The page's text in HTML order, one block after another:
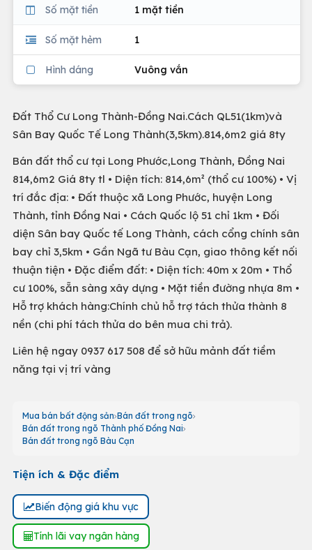
Số mặt tiền 1 mặt tiền
Số mặt hẻm 1
Hình dáng Vuông vắn
Đất Thổ Cư Long Thành-Đồng Nai.Cách QL51(1km)và
Sân Bay Quốc Tế Long Thành(3,5km).814,6m2 giá 8ty
Bán đất thổ cư tại Long Phước,Long Thành, Đồng Nai
814,6m2 Giá 8ty tl • Diện tích: 814,6m² (thổ cư 100%) • Vị
trí đắc địa: • Đất thuộc xã Long Phước, huyện Long
Thành, tỉnh Đồng Nai • Cách Quốc lộ 51 chỉ 1km • Đối
diện Sân bay Quốc tế Long Thành, cách cổng chính sân
bay chỉ 3,5km • Gần Ngã tư Bàu Cạn, giao thông kết nối
thuận tiện • Đặc điểm đất: • Diện tích: 40m x 20m • Thổ
cư 100%, sẵn sàng xây dựng • Mặt tiền đường nhựa 8m •
Hỗ trợ khách hàng:Chính chủ hỗ trợ tách thửa thành 8
nền (chi phí tách thửa do bên mua chi trả).
Liên hệ ngay 0937 617 508 để sở hữu mảnh đất tiềm
năng tại vị trí vàng
Mua bán bất động sản Bán đất trong ngõ
Bán đất trong ngõ Thành phố Đồng Nai
Bán đất trong ngõ Bàu Cạn
Tiện ích & Đặc điểm
Biến động giá khu vực
Tính lãi vay ngân hàng